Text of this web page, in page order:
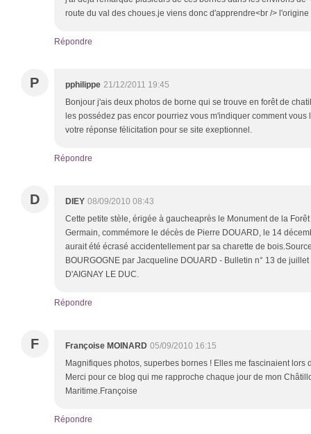
route du val des choues.je viens donc d'apprendre<br />
Répondre
P pphilippe 21/12/2011 19:45
Bonjour j'ais deux photos de borne qui se trouve en forêt de
les possédez pas encor pourriez vous m'indiquer comment vous
votre réponse félicitation pour se site exeptionnel.
Répondre
D DIEY 08/09/2010 08:43
Cette petite stèle, érigée à gaucheaprès le Monument de la
Germain, commémore le décès de Pierre DOUARD, le 14
aurait été écrasé accidentellement par sa charette de
BOURGOGNE par Jacqueline DOUARD - Bulletin n° 13 de
D'AIGNAY LE DUC.
Répondre
F Françoise MOINARD 05/09/2010 16:15
Magnifiques photos, superbes bornes ! Elles me fascinaient lors
Merci pour ce blog qui me rapproche chaque jour de mon
Maritime.Françoise
Répondre